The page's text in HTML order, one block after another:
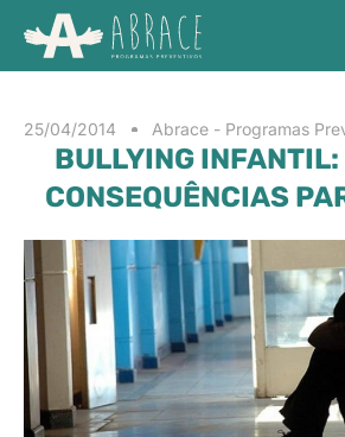
25/04/2014 Abrace - Programas
BULLYING
CONSEQUÊNCIAS